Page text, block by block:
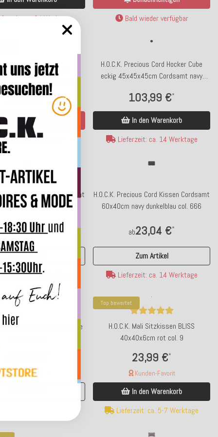
ca. 14 Werktage
Bald wieder verfügbar
Fino Plush Sitzkissen
Bouclé BLISS 40x40x6cm
dunkelblau Plüsch
23,99 €*
Benachrichtigen
wieder verfügbar
H.O.C.K. Precious Cord Hocker Cube
eckig 45x45x45cm Cordsamt navy
103,99 €*
In den Warenkorb
Lieferzeit: ca. 14 Werktage
Cord Kissen Cordsamt
navy dunkelblau col. 666
ab22,04 €
Zum Artikel
ca. 14 Werktage
H.O.C.K. Precious Cord Kissen Cordsamt
60x40cm navy dunkelblau col. 666
ab23,04 €*
Zum Artikel
Lieferzeit: ca. 14 Werktage
Kissen 40x40cm mit Biese
Kunden-Favorit
Top bewertet
H.O.C.K. Mali Sitzkissen BLISS
40x40x6cm rot col. 9
23,99 €*
Kunden-Favorit
In den Warenkorb
Lieferzeit: ca. 5-7 Werktage